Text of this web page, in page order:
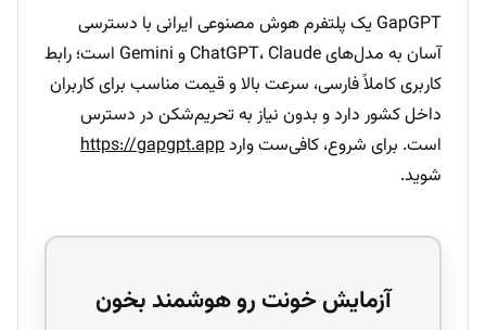
GapGPT یک پلتفرم هوش مصنوعی ایرانی با دسترسی
آسان به مدل‌های ChatGPT، Claude و Gemini است؛ رابط
کاربری کاملاً فارسی، سرعت بالا و قیمت مناسب برای کاربران
داخل کشور دارد و بدون نیاز به تحریم‌شکن در دسترس
است. برای شروع، کافی‌ست واردhttps://gapgpt.app
شوید.
آزمایش خونت رو هوشمند بخون